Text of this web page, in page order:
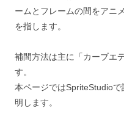
ームとフレームの間をアニ
を指します。
補間方法は主に「カーブエ
す。
本ページではSpriteStudio
明します。